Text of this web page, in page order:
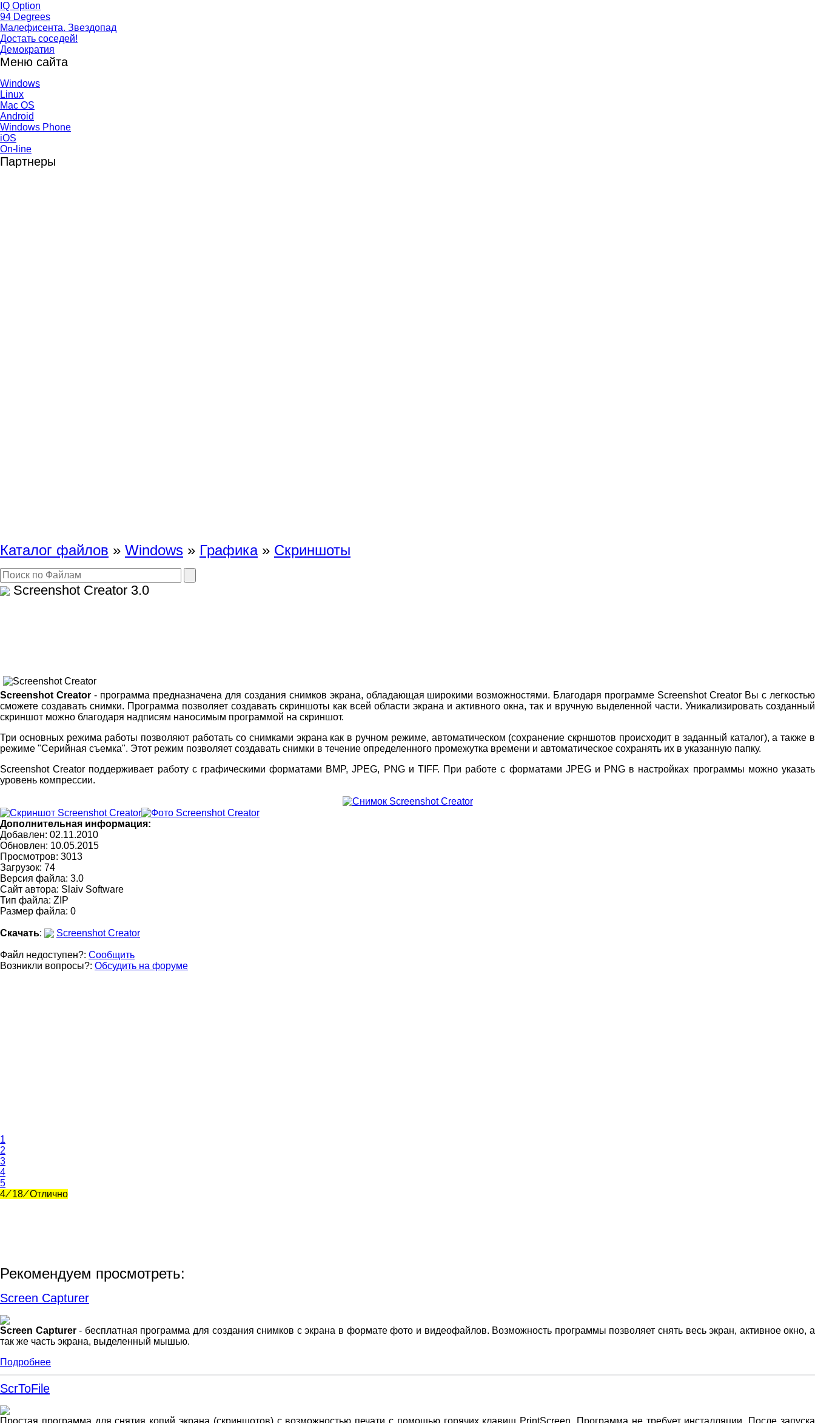
IQ Option
94 Degrees
Малефисента. Звездопад
Достать соседей!
Демократия
Меню сайта
Windows
Linux
Mac OS
Android
Windows Phone
iOS
On-line
Партнеры
Каталог файлов » Windows » Графика » Скриншоты
Screenshot Creator 3.0
Screenshot Creator- программа предназначена для создания снимков экрана, обладающая широкими возможностями. Благодаря программе Screenshot Creator Вы с легкостью
сможете создавать снимки. Программа позволяет создавать скриншоты как всей области экрана и активного окна, так и вручную выделенной части. Уникализировать созданный
скриншот можно благодаря надписям наносимым программой на скриншот.
Три основных режима работы позволяют работать со снимками экрана как в ручном режиме, автоматическом (сохранение скрншотов происходит в заданный каталог), а также в
режиме "Серийная съемка". Этот режим позволяет создавать снимки в течение определенного промежутка времени и автоматическое сохранять их в указанную папку.
Screenshot Creator поддерживает работу с графическими форматами BMP, JPEG, PNG и TIFF. При работе с форматами JPEG и PNG в настройках программы можно указать
уровень компрессии.
Дополнительная информация:
Добавлен: 02.11.2010
Обновлен: 10.05.2015
Просмотров: 3013
Загрузок: 74
Версия файла: 3.0
Сайт автора: Slaiv Software
Тип файла: ZIP
Размер файла: 0
Скачать: Screenshot Creator
Файл недоступен?: Сообщить
Возникли вопросы?: Обсудить на форуме
1
2
3
4
5
4⁄18⁄Отлично
Рекомендуем просмотреть:
Screen Capturer
Screen Capturer- бесплатная программа для создания снимков с экрана в формате фото и видеофайлов. Возможность программы позволяет снять весь экран, активное окно, а
так же часть экрана, выделенный мышью.
Подробнее
ScrToFile
Простая программа для снятия копий экрана (скриншотов) с возможностью печати с помощью горячих клавиш PrintScreen. Программа не требует инсталляции. После запуска